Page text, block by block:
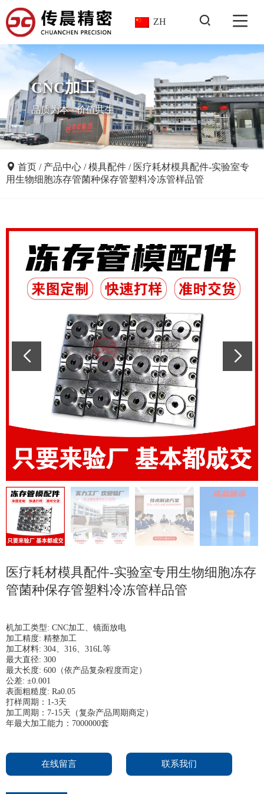
ZH
CNC加工
品质为本 · 价值共生
首页 / 产品中心 /模具配件 / 医疗耗材模具配件-实验室专
用生物细胞冻存管菌种保存管塑料冷冻管样品管
医疗耗材模具配件-实验室专用生物细胞冻存
管菌种保存管塑料冷冻管样品管
机加工类型: CNC加工、镜面放电
加工精度: 精整加工
加工材料: 304、316、316L等
最大直径: 300
最大长度: 600（依产品复杂程度而定）
公差: ±0.001
表面粗糙度: Ra0.05
打样周期：1-3天
加工周期：7-15天（复杂产品周期商定）
年最大加工能力：7000000套
在线留言 联系我们